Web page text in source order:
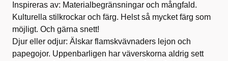
Inspireras av: Materialbegränsningar och mångfald.
Kulturella stilkrockar och färg. Helst så mycket färg som
möjligt. Och gärna snett!
Djur eller odjur: Älskar flamskvävnaders lejon och
papegojor. Uppenbarligen har väverskorna aldrig sett